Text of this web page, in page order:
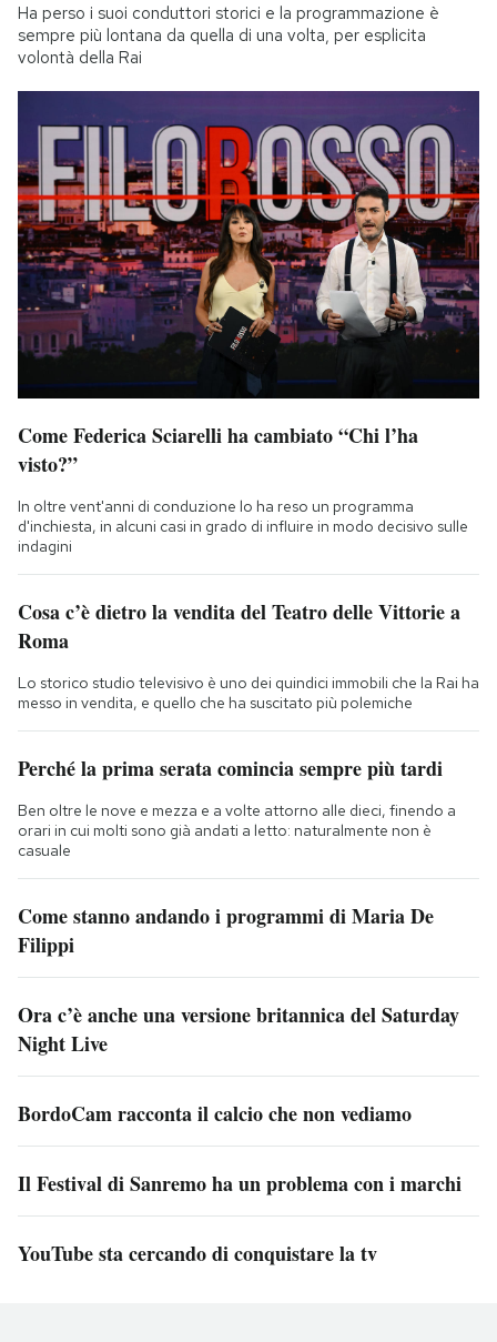
Ha perso i suoi conduttori storici e la programmazione è
sempre più lontana da quella di una volta, per esplicita
volontà della Rai
Come Federica Sciarelli ha cambiato “Chi l’ha
visto?”
In oltre vent'anni di conduzione lo ha reso un programma
d'inchiesta, in alcuni casi in grado di influire in modo decisivo sulle
indagini
Cosa c’è dietro la vendita del Teatro delle Vittorie a
Roma
Lo storico studio televisivo è uno dei quindici immobili che la Rai ha
messo in vendita, e quello che ha suscitato più polemiche
Perché la prima serata comincia sempre più tardi
Ben oltre le nove e mezza e a volte attorno alle dieci, finendo a
orari in cui molti sono già andati a letto: naturalmente non è
casuale
Come stanno andando i programmi di Maria De
Filippi
Ora c’è anche una versione britannica del Saturday
Night Live
BordoCam racconta il calcio che non vediamo
Il Festival di Sanremo ha un problema con i marchi
YouTube sta cercando di conquistare la tv